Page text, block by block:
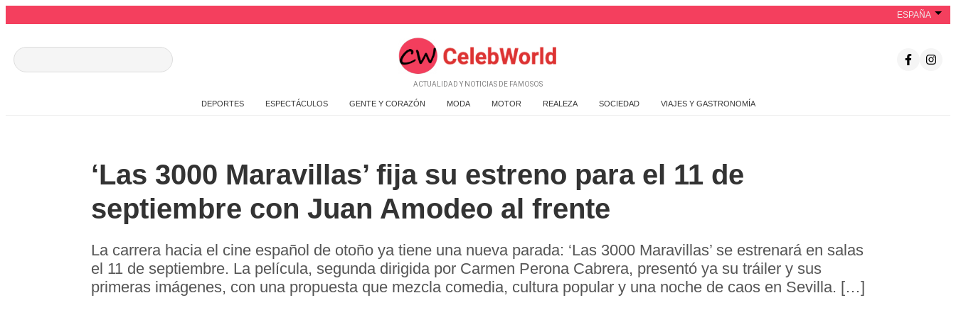
ESPAÑA
ACTUALIDAD Y NOTICIAS DE FAMOSOS
DEPORTES ESPECTÁCULOS GENTE Y CORAZÓN MODA MOTOR REALEZA SOCIEDAD VIAJES Y GASTRONOMÍA
‘Las 3000 Maravillas’ fija su estreno para el 11 de
septiembre con Juan Amodeo al frente
La carrera hacia el cine español de otoño ya tiene una nueva parada: ‘Las 3000 Maravillas’ se estrenará en salas
el 11 de septiembre. La película, segunda dirigida por Carmen Perona Cabrera, presentó ya su tráiler y sus
primeras imágenes, con una propuesta que mezcla comedia, cultura popular y una noche de caos en Sevilla. […]